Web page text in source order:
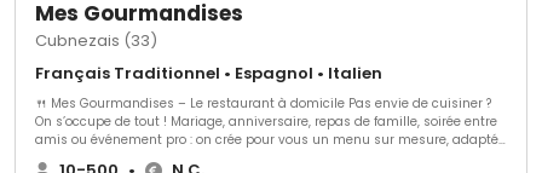
Mes Gourmandises
Cubnezais (33)
Français Traditionnel • Espagnol • Italien
🍴 Mes Gourmandises – Le restaurant à domicile Pas envie de cuisiner ?
On s’occupe de tout ! Mariage, anniversaire, repas de famille, soirée entre
amis ou événement pro : on crée pour vous un menu sur mesure, adapté
à vos goûts et à votre budget. 👉 Buffets, cocktails dînatoires, plateaux-